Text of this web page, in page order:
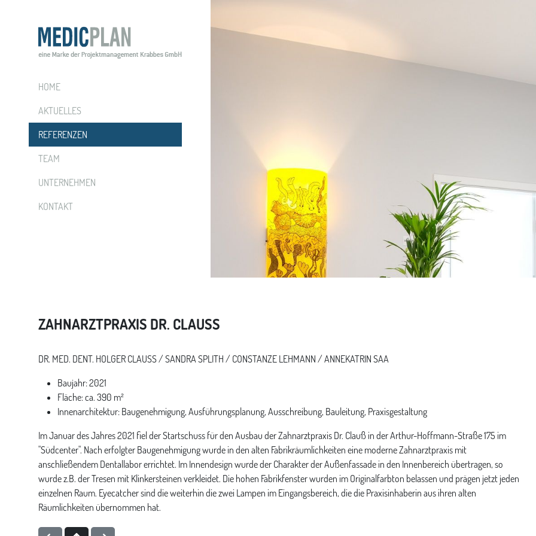
HOME
AKTUELLES
REFERENZEN
TEAM
UNTERNEHMEN
KONTAKT
ZAHNARZTPRAXIS DR. CLAUSS
DR. MED. DENT. HOLGER CLAUSS / SANDRA SPLITH / CONSTANZE LEHMANN / ANNEKATRIN SAA
Baujahr: 2021
Fläche: ca. 390 m²
Innenarchitektur: Baugenehmigung, Ausführungsplanung, Ausschreibung, Bauleitung, Praxisgestaltung
Im Januar des Jahres 2021 fiel der Startschuss für den Ausbau der Zahnarztpraxis Dr. Clauß in der Arthur-Hoffmann-Straße 175 im
"Südcenter". Nach erfolgter Baugenehmigung wurde in den alten Fabrikräumlichkeiten eine moderne Zahnarztpraxis mit
anschließendem Dentallabor errichtet. Im Innendesign wurde der Charakter der Außenfassade in den Innenbereich übertragen, so
wurde z.B. der Tresen mit Klinkersteinen verkleidet. Die hohen Fabrikfenster wurden im Originalfarbton belassen und prägen jetzt jeden
einzelnen Raum. Eyecatcher sind die weiterhin die zwei Lampen im Eingangsbereich, die die Praxisinhaberin aus ihren alten
Räumlichkeiten übernommen hat.